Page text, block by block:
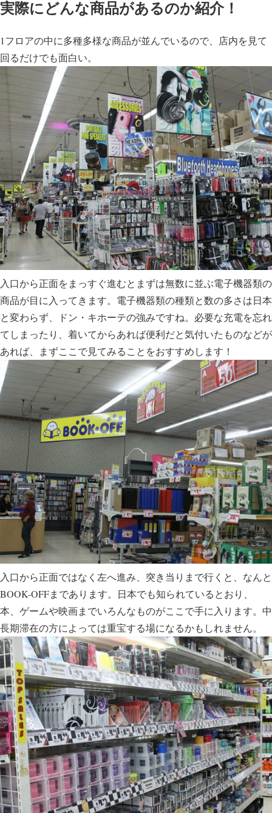
実際にどんな商品があるのか紹介！
1フロアの中に多種多様な商品が並んでいるので、店内を見て
回るだけでも面白い。
入口から正面をまっすぐ進むとまずは無数に並ぶ電子機器類の
商品が目に入ってきます。電子機器類の種類と数の多さは日本
と変わらず、ドン・キホーテの強みですね。必要な充電を忘れ
てしまったり、着いてからあれば便利だと気付いたものなどが
あれば、まずここで見てみることをおすすめします！
入口から正面ではなく左へ進み、突き当りまで行くと、なんと
BOOK-OFFまであります。日本でも知られているとおり、
本、ゲームや映画までいろんなものがここで手に入ります。中
長期滞在の方によっては重宝する場になるかもしれません。